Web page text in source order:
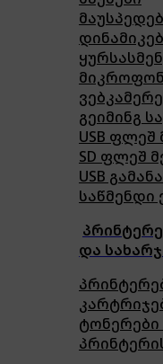
გეიმინგ
USB ფლეშ
SD ფლეშ
USB
საწმენდი
და
ტონერები